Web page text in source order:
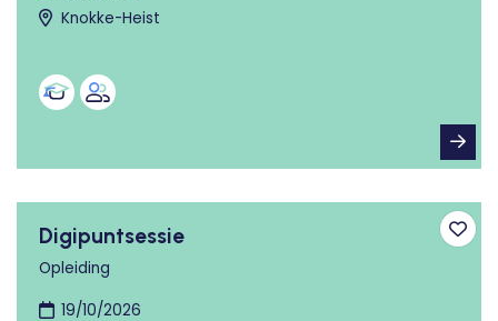
Knokke-Heist
Digipuntsessie
Opleiding
19/10/2026